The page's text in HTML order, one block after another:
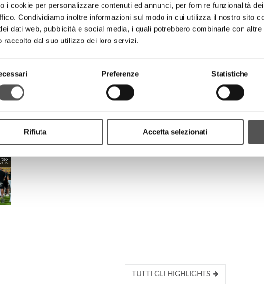
i cookie per personalizzare contenuti ed annunci, per fornire funzionalità
Condividiamo inoltre informazioni sul modo in cui utilizza il nostro sito
dati web, pubblicità e social media, i quali potrebbero combinarle con
raccolto dal suo utilizzo dei loro servizi.
Preferenze Statistiche
Rifiuta Accetta selezionati
HIGHLIGHTS
TUTTI GLI HIGHLIGHTS